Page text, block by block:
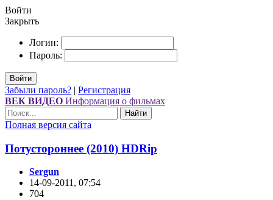
Войти
Закрыть
Логин:
Пароль:
Войти
Забыли пароль? | Регистрация
ВЕК ВИДЕО Информация о фильмах
Найти
Полная версия сайта
Потустороннее (2010) НDRір
Sergun
14-09-2011, 07:54
704